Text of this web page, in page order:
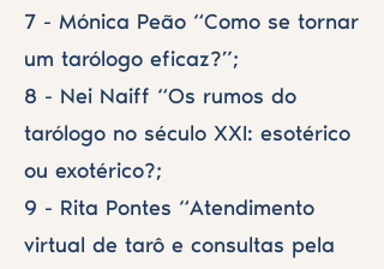
7 - Mónica Peão “Como se tornar
um tarólogo eficaz?”;
8 - Nei Naiff “Os rumos do
tarólogo no século XXI: esotérico
ou exotérico?;
9 - Rita Pontes “Atendimento
virtual de tarô e consultas pela